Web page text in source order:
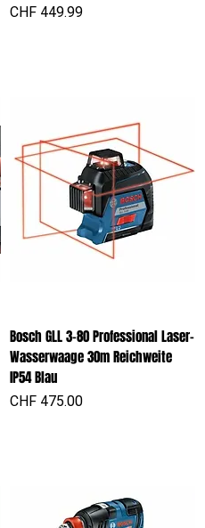
Preis
CHF 449.99
Bosch GLL 3-80 Professional Laser-
Wasserwaage 30m Reichweite
IP54 Blau
Preis
CHF 475.00